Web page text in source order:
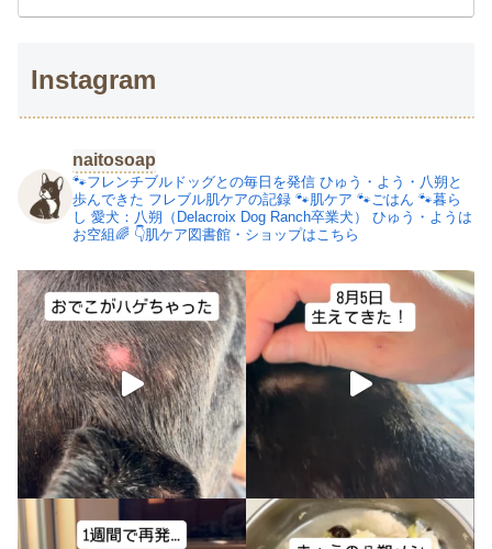
Instagram
naitosoap
🐾フレンチブルドッグとの毎日を発信 ひゅう・よう・八朔と
歩んできた フレブル肌ケアの記録 🐾肌ケア 🐾ごはん 🐾暮ら
し 愛犬：八朔（Delacroix Dog Ranch卒業犬）
ひゅう・ようは
お空組🌈 👇肌ケア図書館・ショップはこちら